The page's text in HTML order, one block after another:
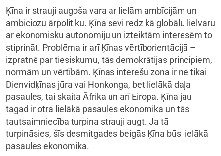
Ķīna ir strauji augoša vara ar lielām ambīcijām un
ambiciozu ārpolitiku. Ķīna sevi redz kā globālu lielvaru
ar ekonomisku autonomiju un izteiktām interesēm to
stiprināt. Problēma ir arī Ķīnas vērtīborientācijā –
izpratnē par tiesiskumu, tās demokrātijas principiem,
normām un vērtībām. Ķīnas interešu zona ir ne tikai
Dienvidķīnas jūra vai Honkonga, bet lielākā daļa
pasaules, tai skaitā Āfrika un arī Eiropa. Ķīna jau
tagad ir otra lielākā pasaules ekonomika un tās
tautsaimniecība turpina strauji augt. Ja tā
turpināsies, šīs desmitgades beigās Ķīna būs lielākā
pasaules ekonomika.